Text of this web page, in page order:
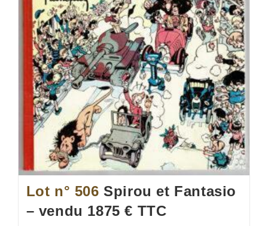
Lot n° 506 Spirou et Fantasio
– vendu 1875 € TTC